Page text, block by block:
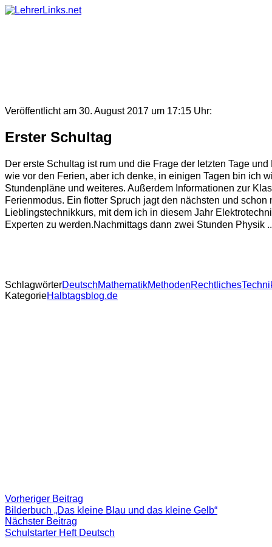
Skip
Veröffentlicht am 30. August 2017 um 17:15 Uhr:
Erster Schultag
Der erste Schultag ist rum und die Frage der letzten Tage
wie vor den Ferien, aber ich denke, in einigen Tagen bin ich
Stundenpläne und weiteres. Außerdem Informationen zur
Ferienmodus. Ein flotter Spruch jagt den nächsten und
Lieblingstechnikkurs, mit dem ich in diesem Jahr
Experten zu werden.Nachmittags dann zwei Stunden Physik
SchlagwörterDeutschMathematikMethodenRechtliches
KategorieHalbtagsblog.de
Beitragsnavigation
Vorheriger Beitrag
Beitrag:
Bilderbuch „Das kleine Blau und das kleine Gelb“
Nächster Beitrag
Beitrag
Schulstarter Heft Deutsch